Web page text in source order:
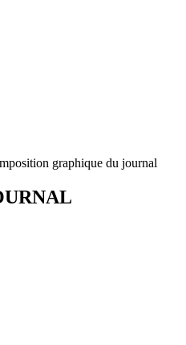
graphique du journal